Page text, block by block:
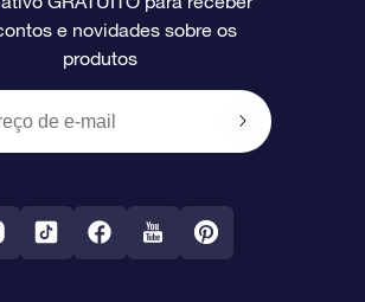
presente da OSR
corporativos
personalizada
de Estrelas
RV Fly me to the stars
de pagamento
devolução
e novidades sobre os
produtos